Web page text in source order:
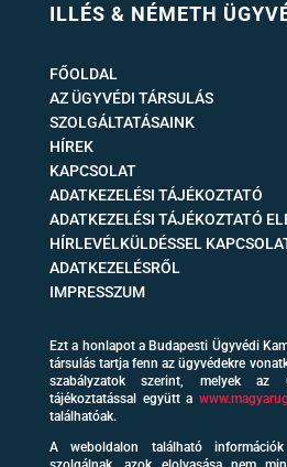
ILLÉS & NÉMETH
FŐOLDAL
AZ ÜGYVÉDI TÁRSULÁS
SZOLGÁLTATÁSAINK
HÍREK
KAPCSOLAT
ADATKEZELÉSI TÁJÉKOZTATÓ
ADATKEZELÉSI TÁJÉKOZTATÓ
HÍRLEVÉLKÜLDÉSSEL
ADATKEZELÉSRŐL
IMPRESSZUM
Ezt a honlapot a Budapesti Ügyvédi
társulás tartja fenn az ügyvédekre
szabályzatok szerint, melyek az
tájékoztatással együtt a
találhatóak.
A weboldalon található